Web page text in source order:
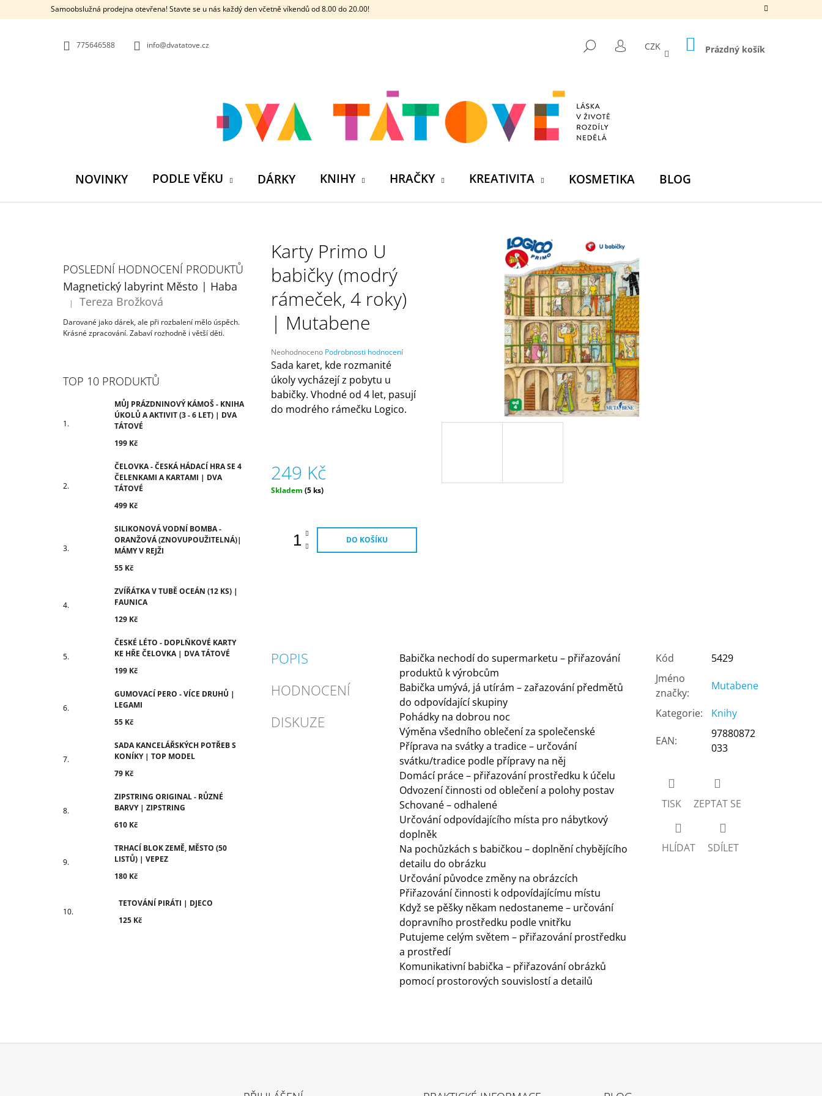
Samoobslužná prodejna otevřena! Stavte se u nás každý den včetně víkendů od 8.00 do 20.00!
775646588 info@dvatatove.cz HLEDAT
PŘIHLÁŠENÍ
CZK NÁKUPNÍ
KOŠÍK
Prázdný košík
NOVINKY PODLE VĚKU DÁRKY KNIHY HRAČKY KREATIVITA KOSMETIKA BLOG
POSLEDNÍ HODNOCENÍ PRODUKTŮ
Magnetický labyrint Město | Haba
Hodnocení produktu je 5 z 5 hvězdiček.
| Tereza Brožková
Darované jako dárek, ale při rozbalení mělo úspěch.
Krásné zpracování. Zabaví rozhodně i větší děti.
TOP 10 PRODUKTŮ
MŮJ PRÁZDNINOVÝ KÁMOŠ - KNIHA
ÚKOLŮ A AKTIVIT (3 - 6 LET) | DVA
TÁTOVÉ
199 Kč
ČELOVKA - ČESKÁ HÁDACÍ HRA SE 4
ČELENKAMI A KARTAMI | DVA
TÁTOVÉ
499 Kč
SILIKONOVÁ VODNÍ BOMBA -
ORANŽOVÁ (ZNOVUPOUŽITELNÁ)|
MÁMY V REJŽI
55 Kč
ZVÍŘÁTKA V TUBĚ OCEÁN (12 KS) |
FAUNICA
129 Kč
ČESKÉ LÉTO - DOPLŇKOVÉ KARTY
KE HŘE ČELOVKA | DVA TÁTOVÉ
199 Kč
GUMOVACÍ PERO - VÍCE DRUHŮ |
LEGAMI
55 Kč
SADA KANCELÁŘSKÝCH POTŘEB S
KONÍKY | TOP MODEL
79 Kč
ZIPSTRING ORIGINAL - RŮZNÉ
BARVY | ZIPSTRING
610 Kč
TRHACÍ BLOK ZEMĚ, MĚSTO (50
LISTŮ) | VEPEZ
180 Kč
TETOVÁNÍ PIRÁTI | DJECO
125 Kč
Karty Primo U
babičky (modrý
rámeček, 4 roky)
| Mutabene
Průměrné
hodnocení
produktu
je
0,0
z
Neohodnoceno Podrobnosti hodnocení
Sada karet, kde rozmanité
úkoly vycházejí z pobytu u
babičky. Vhodné od 4 let, pasují
do modrého rámečku Logico.
249 Kč
Měrná
Skladem (5 ks)
DO KOŠÍKU
POPIS
HODNOCENÍ
DISKUZE
Babička nechodí do supermarketu – přiřazování
produktů k výrobcům
Babička umývá, já utírám – zařazování předmětů
do odpovídající skupiny
Pohádky na dobrou noc
Výměna všedního oblečení za společenské
Příprava na svátky a tradice – určování
svátku/tradice podle přípravy na něj
Domácí práce – přiřazování prostředku k účelu
Odvození činnosti od oblečení a polohy postav
Schované – odhalené
Určování odpovídajícího místa pro nábytkový
doplněk
Na pochůzkách s babičkou – doplnění chybějícího
detailu do obrázku
Určování původce změny na obrázcích
Přiřazování činnosti k odpovídajícímu místu
Když se pěšky někam nedostaneme – určování
dopravního prostředku podle vnitřku
Putujeme celým světem – přiřazování prostředku
a prostředí
Komunikativní babička – přiřazování obrázků
pomocí prostorových souvislostí a detailů
Kód
5429
Jméno
značky:
Mutabene
Kategorie: Knihy
EAN:
97880872
033
TISK ZEPTAT SE
HLÍDAT SDÍLET
O
HLEDAT
MŮJ PRÁZDNINOVÝ KÁMOŠ - KNIHA
ÚKOLŮ A AKTIVIT (3 - 6 LET) | DVA
TÁTOVÉ
199 Kč
ČELOVKA - ČESKÁ HÁDACÍ HRA SE 4
ČELENKAMI A KARTAMI | DVA TÁTOVÉ
499 Kč
SILIKONOVÁ VODNÍ BOMBA -
ORANŽOVÁ (ZNOVUPOUŽITELNÁ)|
MÁMY V REJŽI